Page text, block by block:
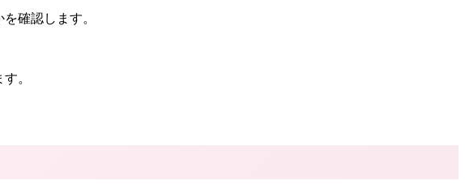
確認します。
。